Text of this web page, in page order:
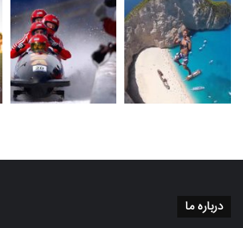
درباره ما